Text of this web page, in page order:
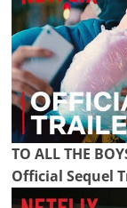
TO ALL THE
Official Sequel